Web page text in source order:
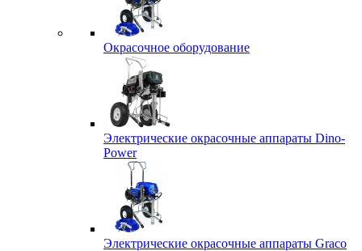
Окрасочное оборудование
Электрические окрасочные аппараты Dino-
Power
Электрические окрасочные аппараты Graco